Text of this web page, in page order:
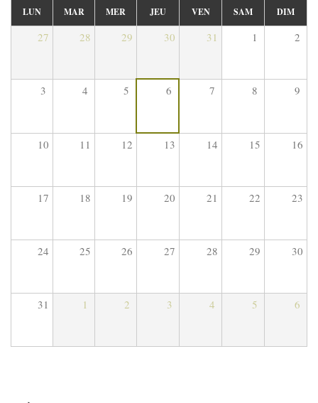
LUN MAR MER JEU VEN SAM DIM
27 28 29 30 31 1 2
3 4 5 6 7 8 9
10 11 12 13 14 15 16
17 18 19 20 21 22 23
24 25 26 27 28 29 30
31 1 2 3 4 5 6